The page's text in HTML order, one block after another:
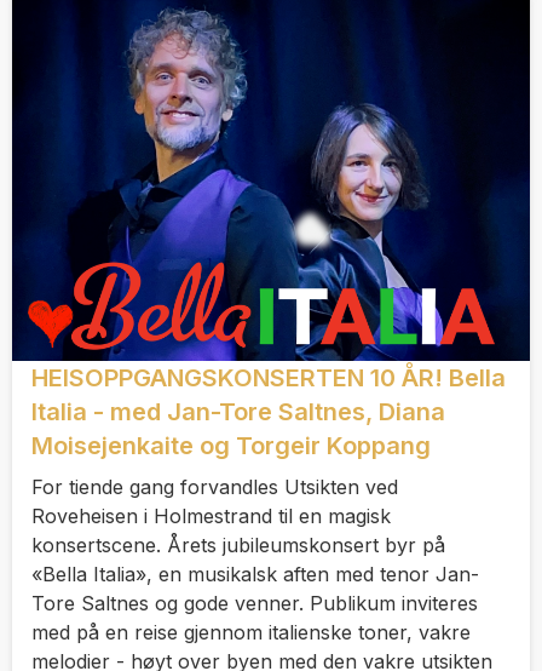
HEISOPPGANGSKONSERTEN 10 ÅR! Bella
Italia - med Jan-Tore Saltnes, Diana
Moisejenkaite og Torgeir Koppang
For tiende gang forvandles Utsikten ved
Roveheisen i Holmestrand til en magisk
konsertscene. Årets jubileumskonsert byr på
«Bella Italia», en musikalsk aften med tenor Jan-
Tore Saltnes og gode venner. Publikum inviteres
med på en reise gjennom italienske toner, vakre
melodier - høyt over byen med den vakre utsikten